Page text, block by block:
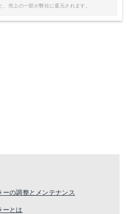
売上の一部が弊社に還元されます。
ーの調整とメンテナンス
ーとは